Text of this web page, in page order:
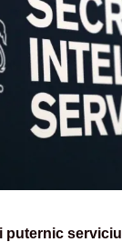
puternic